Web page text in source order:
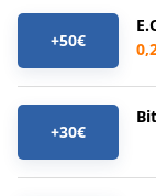
+50€
+30€